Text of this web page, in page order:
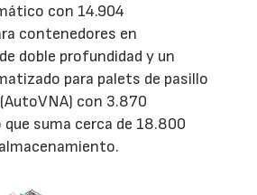
con 14.904
contenedores en
doble profundidad y un
para palets de pasillo
con 3.870
suma cerca de 18.800